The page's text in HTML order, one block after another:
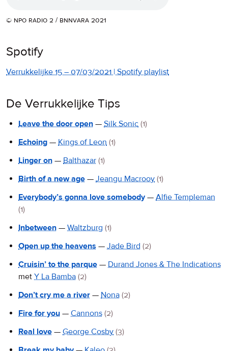
© npo radio 2 / bnnvara 2021
Spotify
Verrukkelijke 15 – 07/03/2021 | Spotify playlist
De Verrukkelijke Tips
Leave the door open — Silk Sonic (1)
Echoing — Kings of Leon (1)
Linger on — Balthazar (1)
Birth of a new age — Jeangu Macrooy (1)
Everybody’s gonna love somebody— Alfie Templeman
(1)
Inbetween — Waltzburg (1)
Open up the heavens — Jade Bird (2)
Cruisin’ to the parque — Durand Jones & The Indications
met Y La Bamba (2)
Don’t cry me a river — Nona (2)
Fire for you — Cannons (2)
Real love — George Cosby (3)